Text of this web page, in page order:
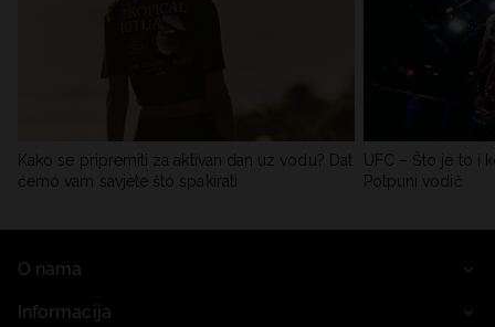
Kako se pripremiti za aktivan dan uz vodu? Dat
ćemo vam savjete što spakirati
UFC – Što je to i
Potpuni vodič
O nama
Informacija